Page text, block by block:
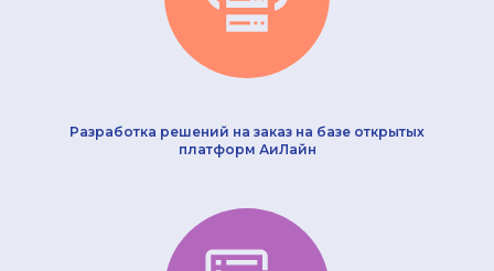
Разработка решений на заказ на базе открытых
платформ АиЛайн